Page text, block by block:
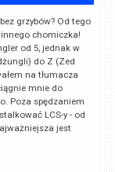
grzybów? Od tego
chomiczka!
od 5, jednak w
do Z (Zed
na tłumacza
mnie do
Poza spędzaniem
LCS-y - od
jest